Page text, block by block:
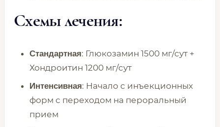
Схемы лечения:
Стандартная: Глюкозамин 1500 мг/сут +
Хондроитин 1200 мг/сут
Интенсивная: Начало с инъекционных
форм с переходом на пероральный
прием